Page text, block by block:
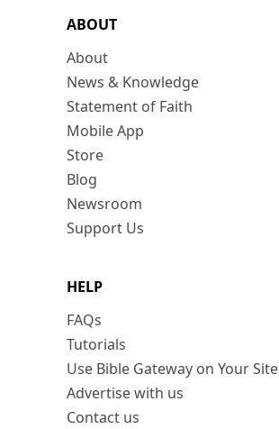
ABOUT
About
News & Knowledge
Statement of Faith
Mobile App
Store
Blog
Newsroom
Support Us
HELP
FAQs
Tutorials
Use Bible Gateway on Your Site
Advertise with us
Contact us